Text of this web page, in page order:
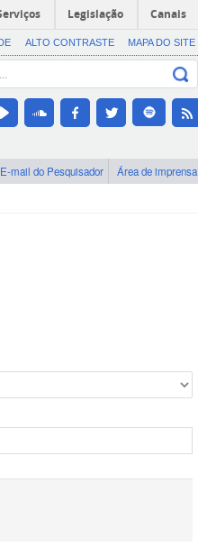
Legislação Canais
ALTO CONTRASTE MAPA DO SITE
E-mail do Pesquisador Área de imprensa